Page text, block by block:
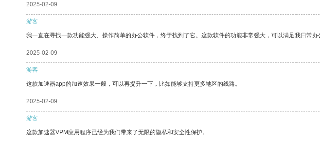
2025-02-09
游客
我一直在寻找一款功能强大、操作简单的办公软件，终于找到了它。这款软件的功能非常强大，可以满足我日常
2025-02-09
游客
这款加速器app的加速效果一般，可以再提升一下，比如能够支持更多地区的线路。
2025-02-09
游客
这款加速器VPM应用程序已经为我们带来了无限的隐私和安全性保护。